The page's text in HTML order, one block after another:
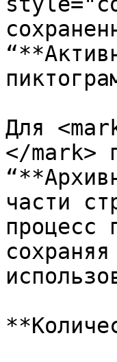
Для
</mark>
части
процесс